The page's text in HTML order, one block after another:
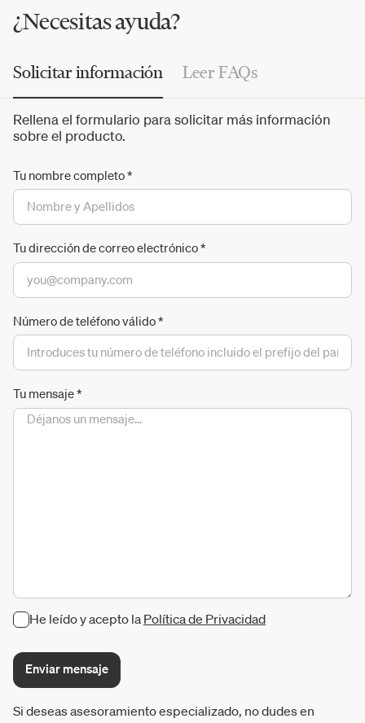
¿Necesitas ayuda?
Solicitar información Leer FAQs
Rellena el formulario para solicitar más información
sobre el producto.
Tu nombre completo*
Tu dirección de correo electrónico*
Número de teléfono válido*
Tu mensaje*
He leído y acepto la Política de Privacidad
Enviar mensaje
Si deseas asesoramiento especializado, no dudes en